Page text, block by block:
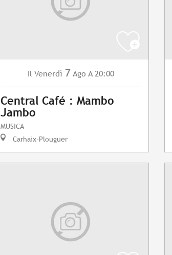
Il Venerdì 7 Ago A 20:00
Central Café : Mambo
Jambo
MUSICA
Carhaix-Plouguer